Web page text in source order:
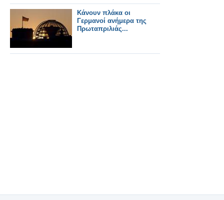
Κάνουν πλάκα οι
Γερμανοί ανήμερα της
Πρωταπριλιάς...